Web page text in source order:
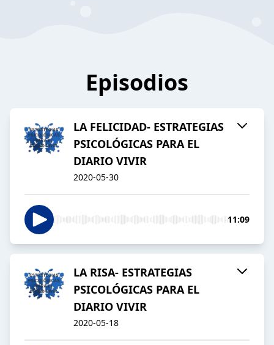
Episodios
LA FELICIDAD- ESTRATEGIAS
PSICOLÓGICAS PARA EL
DIARIO VIVIR
2020-05-30
11:09
LA RISA- ESTRATEGIAS
PSICOLÓGICAS PARA EL
DIARIO VIVIR
2020-05-18